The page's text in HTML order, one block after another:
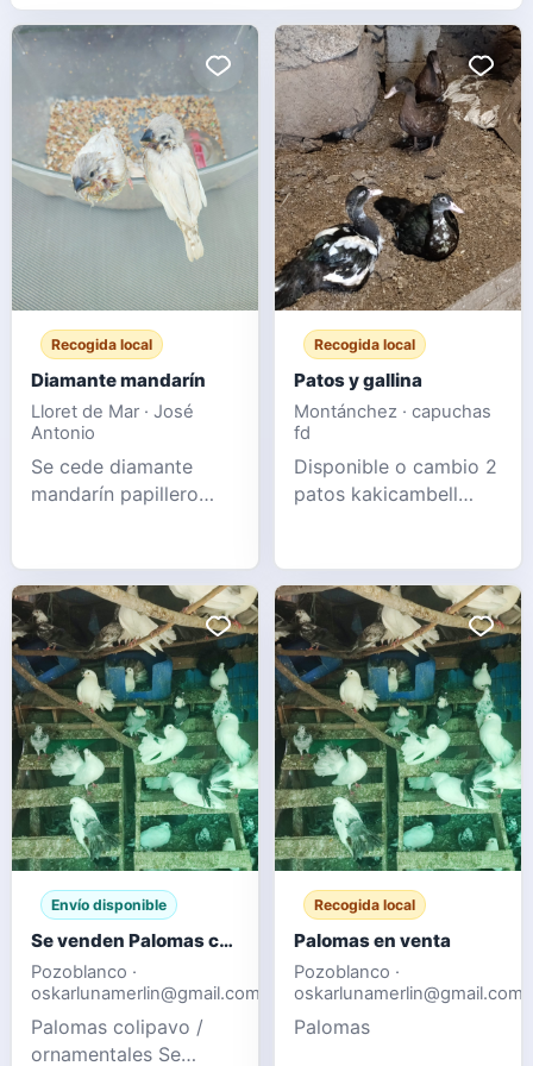
Recogida local
Diamante mandarín
Lloret de Mar · José
Antonio
Se cede diamante
mandarín papillero
Recogida local
Patos y gallina
Montánchez · capuchas
fd
Disponible o cambio 2
patos kakicambell
de mayo de 2026 En
Montánchez Cáceres
Envío disponible
Se venden Palomas colipavo / ornamentales
Pozoblanco ·
oskarlunamerlin@gmail.com
Palomas colipavo /
ornamentales Se
Recogida local
Palomas en venta
Pozoblanco ·
oskarlunamerlin@gmail.com
Palomas